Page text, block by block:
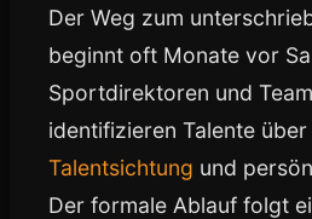
Der Weg zum
beginnt oft Monate vor
Sportdirektoren und
identifizieren Talente
Talentsichtung und
Der formale Ablauf folgt